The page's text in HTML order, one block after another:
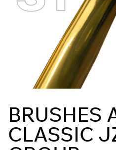
BRUSHES
CLASSIC